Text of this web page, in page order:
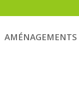
AMÉNAGEMENTS